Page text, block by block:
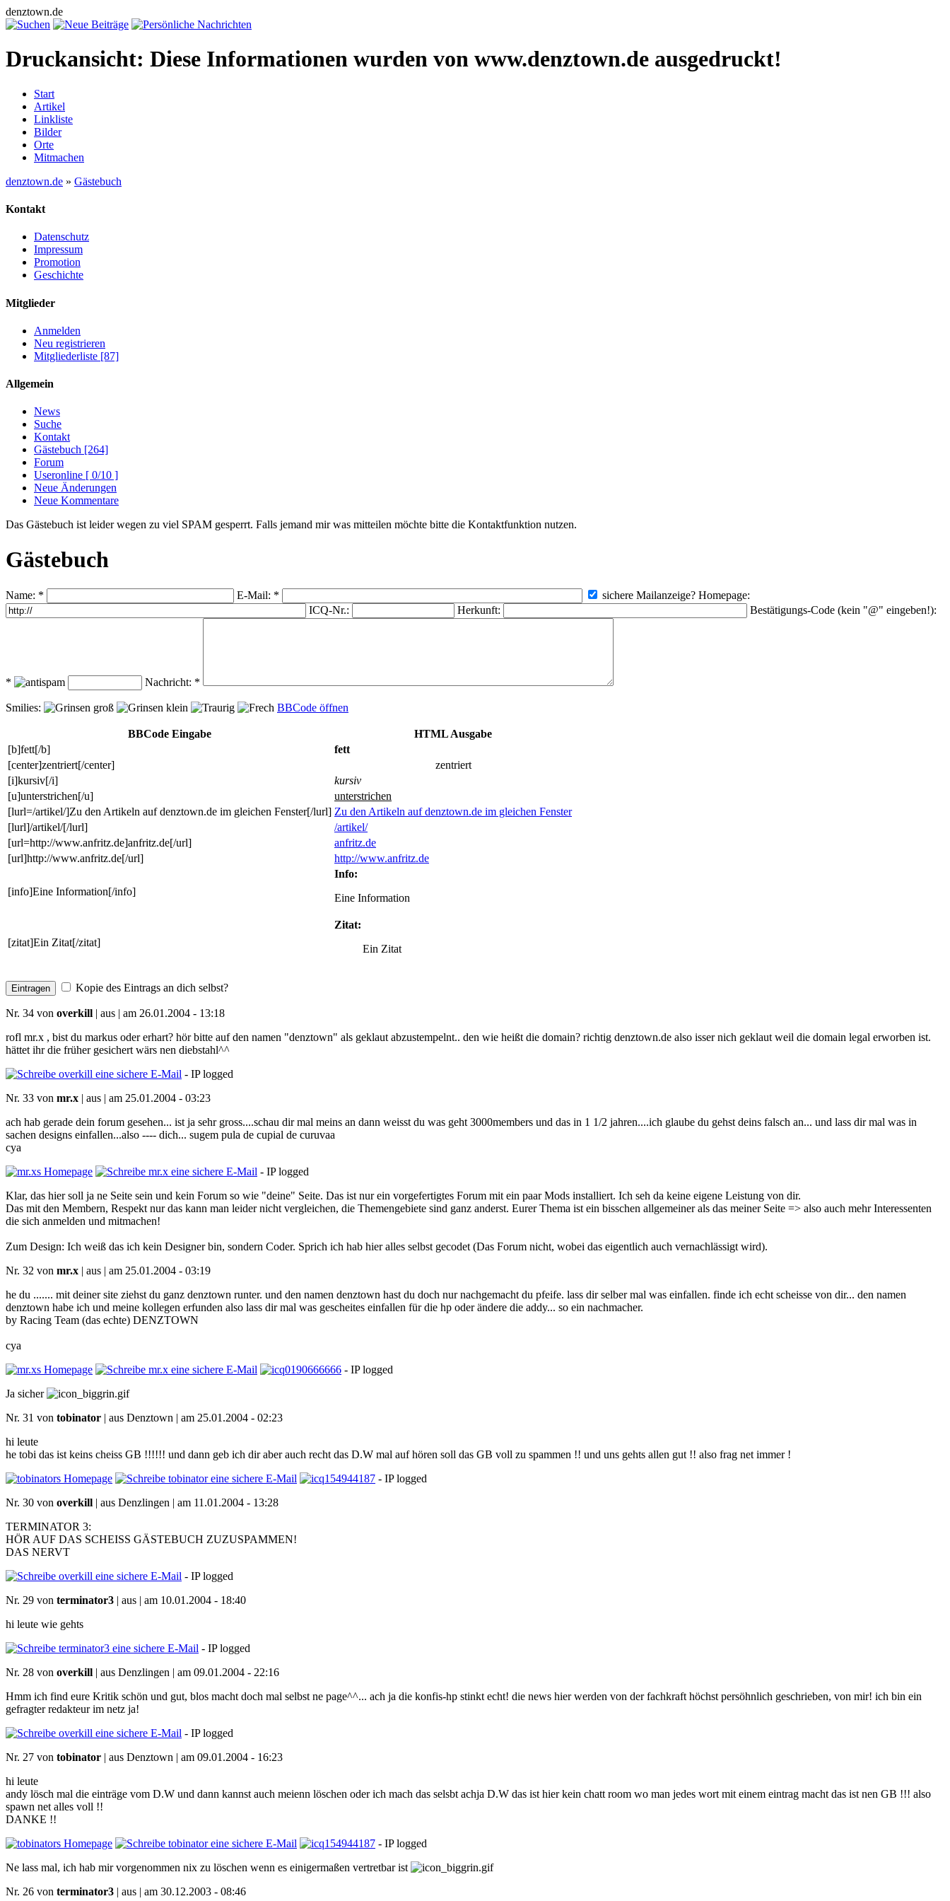
denztown.de
Druckansicht: Diese Informationen wurden von www.denztown.de ausgedruckt!
Start
Artikel
Linkliste
Bilder
Orte
Mitmachen
denztown.de » Gästebuch
Kontakt
Datenschutz
Impressum
Promotion
Geschichte
Mitglieder
Anmelden
Neu registrieren
Mitgliederliste [87]
Allgemein
News
Suche
Kontakt
Gästebuch [264]
Forum
Useronline [ 0/10 ]
Neue Änderungen
Neue Kommentare
Das Gästebuch ist leider wegen zu viel SPAM gesperrt. Falls jemand mir was mitteilen möchte bitte die Kontaktfunktion nutzen.
Gästebuch
Name: * E-Mail: * sichere Mailanzeige? Homepage:
ICQ-Nr.:
Herkunft: Bestätigungs-Code (kein "@" eingeben!):
* Nachricht: *
Smilies: BBCode öffnen
BBCode Eingabe
HTML Ausgabe
[b]fett[/b]
fett
[center]zentriert[/center]
zentriert
[i]kursiv[/i]
kursiv
[u]unterstrichen[/u]
unterstrichen
[lurl=/artikel/]Zu den Artikeln auf denztown.de im gleichen Fenster[/lurl] Zu den Artikeln auf denztown.de im gleichen Fenster
[lurl]/artikel/[/lurl]
/artikel/
[url=http://www.anfritz.de]anfritz.de[/url]
anfritz.de
[url]http://www.anfritz.de[/url]
http://www.anfritz.de
[info]Eine Information[/info]
Info:
Eine Information
[zitat]Ein Zitat[/zitat]
Zitat:
Ein Zitat
Kopie des Eintrags an dich selbst?
Nr. 34 von overkill | aus | am 26.01.2004 - 13:18
rofl mr.x , bist du markus oder erhart? hör bitte auf den namen "denztown" als geklaut abzustempelnt.. den wie heißt die domain? richtig denztown.de also isser nich geklaut weil die domain legal erworben ist.
hättet ihr die früher gesichert wärs nen diebstahl^^
- IP logged
Nr. 33 von mr.x | aus | am 25.01.2004 - 03:23
ach hab gerade dein forum gesehen... ist ja sehr gross....schau dir mal meins an dann weisst du was geht 3000members und das in 1 1/2 jahren....ich glaube du gehst deins falsch an... und lass dir mal was in
sachen designs einfallen...also ---- dich... sugem pula de cupial de curuvaa
cya
- IP logged
Klar, das hier soll ja ne Seite sein und kein Forum so wie "deine" Seite. Das ist nur ein vorgefertigtes Forum mit ein paar Mods installiert. Ich seh da keine eigene Leistung von dir.
Das mit den Membern, Respekt nur das kann man leider nicht vergleichen, die Themengebiete sind ganz anderst. Eurer Thema ist ein bisschen allgemeiner als das meiner Seite => also auch mehr Interessenten
die sich anmelden und mitmachen!
Zum Design: Ich weiß das ich kein Designer bin, sondern Coder. Sprich ich hab hier alles selbst gecodet (Das Forum nicht, wobei das eigentlich auch vernachlässigt wird).
Nr. 32 von mr.x | aus | am 25.01.2004 - 03:19
he du ....... mit deiner site ziehst du ganz denztown runter. und den namen denztown hast du doch nur nachgemacht du pfeife. lass dir selber mal was einfallen. finde ich echt scheisse von dir... den namen
denztown habe ich und meine kollegen erfunden also lass dir mal was gescheites einfallen für die hp oder ändere die addy... so ein nachmacher.
by Racing Team (das echte) DENZTOWN
cya
0190666666 - IP logged
Ja sicher
Nr. 31 von tobinator | aus Denztown | am 25.01.2004 - 02:23
hi leute
he tobi das ist keins cheiss GB !!!!!! und dann geb ich dir aber auch recht das D.W mal auf hören soll das GB voll zu spammen !! und uns gehts allen gut !! also frag net immer !
154944187 - IP logged
Nr. 30 von overkill | aus Denzlingen | am 11.01.2004 - 13:28
TERMINATOR 3:
HÖR AUF DAS SCHEISS GÄSTEBUCH ZUZUSPAMMEN!
DAS NERVT
- IP logged
Nr. 29 von terminator3 | aus | am 10.01.2004 - 18:40
hi leute wie gehts
- IP logged
Nr. 28 von overkill | aus Denzlingen | am 09.01.2004 - 22:16
Hmm ich find eure Kritik schön und gut, blos macht doch mal selbst ne page^^... ach ja die konfis-hp stinkt echt! die news hier werden von der fachkraft höchst persöhnlich geschrieben, von mir! ich bin ein
gefragter redakteur im netz ja!
- IP logged
Nr. 27 von tobinator | aus Denztown | am 09.01.2004 - 16:23
hi leute
andy lösch mal die einträge vom D.W und dann kannst auch meienn löschen oder ich mach das selsbt achja D.W das ist hier kein chatt room wo man jedes wort mit einem eintrag macht das ist nen GB !!! also
spawn net alles voll !!
DANKE !!
154944187 - IP logged
Ne lass mal, ich hab mir vorgenommen nix zu löschen wenn es einigermaßen vertretbar ist
Nr. 26 von terminator3 | aus | am 30.12.2003 - 08:46